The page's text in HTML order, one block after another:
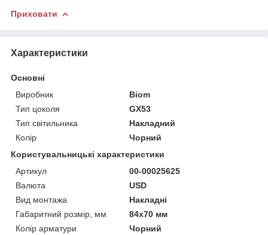
Приховати
Характеристики
Основні
Виробник
Biom
Тип цоколя
GX53
Тип світильника
Накладний
Колір
Чорний
Користувальницькі характеристики
Артикул
00-00025625
Валюта
USD
Вид монтажа
Накладні
Габаритний розмір, мм
84x70 мм
Колір арматури
Чорний